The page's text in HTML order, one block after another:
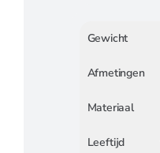
Gewicht
Afmetingen
Materiaal
Leeftijd